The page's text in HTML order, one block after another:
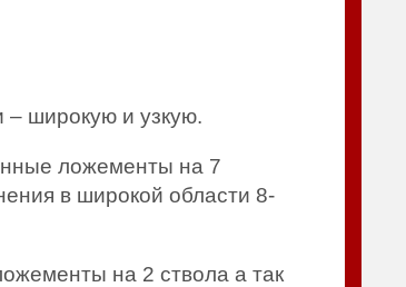
– широкую и узкую.
ложементы на 7
в широкой области 8-
на 2 ствола а так